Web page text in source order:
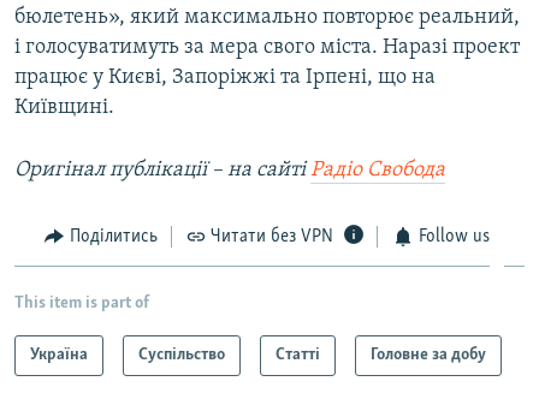
бюлетень», який максимально повторює реальний,
і голосуватимуть за мера свого міста. Наразі проект
працює у Києві, Запоріжжі та Ірпені, що на
Київщині.
Оригінал публікації – на сайтіРадіо Свобода
Поділитись Читати без VPN Follow us
This item is part of
Україна Суспільство Статті Головне за добу